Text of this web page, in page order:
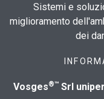
Sistemi e
miglioramento
dei
Vosges®™ Srl